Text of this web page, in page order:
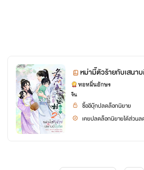
หม่ามี๊ตัวร้ายกับเสนาบดีตื๊
(1)
หอหมื่นอักษร
จีน
ซื้ออีบุ๊กปลดล็อกนิยาย
เคยปลดล็อกนิยายได้ส่วน